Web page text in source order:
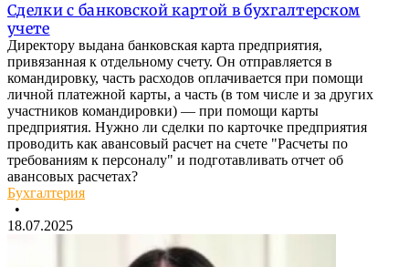
Сделки с банковской картой в бухгалтерском
учете
Директору выдана банковская карта предприятия,
привязанная к отдельному счету. Он отправляется в
командировку, часть расходов оплачивается при помощи
личной платежной карты, а часть (в том числе и за других
участников командировки) — при помощи карты
предприятия. Нужно ли сделки по карточке предприятия
проводить как авансовый расчет на счете "Расчеты по
требованиям к персоналу" и подготавливать отчет об
авансовых расчетах?
Бухгалтерия
•
18.07.2025